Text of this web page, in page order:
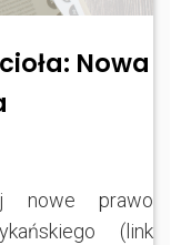
Nowa
nowe prawo
(link